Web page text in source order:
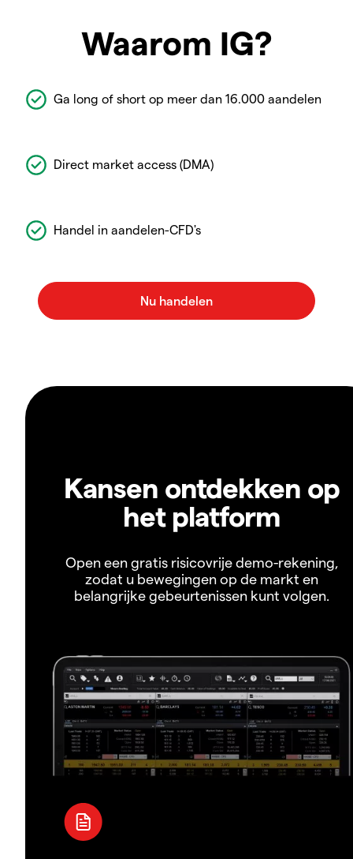
Waarom IG?
Ga long of short op meer dan 16.000 aandelen
Direct market access (DMA)
Handel in aandelen-CFD's
Kansen ontdekken op
het platform
Open een gratis risicovrije demo-rekening,
zodat u bewegingen op de markt en
belangrijke gebeurtenissen kunt volgen.